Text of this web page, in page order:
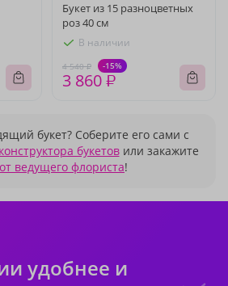
Букет из 15 разноцветных
роз 40 см
В наличии
4 540 ₽ -15%
3 860 ₽
букет? Соберите его сами с
конструктора букетовили закажите
ведущего флориста!
удобнее и